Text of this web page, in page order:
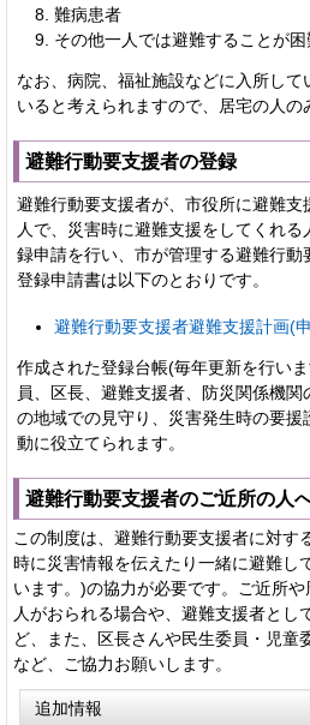
難病患者
その他一人では避難することが困
なお、病院、福祉施設などに入所し
いると考えられますので、居宅の人の
避難行動要支援者の登録
避難行動要支援者が、市役所に避難
人で、災害時に避難支援をしてくれ
録申請を行い、市が管理する避難行動
登録申請書は以下のとおりです。
避難行動要支援者避難支援計画(
作成された登録台帳(毎年更新を行い
員、区長、避難支援者、防災関係機
の地域での見守り、災害発生時の要
動に役立てられます。
避難行動要支援者のご近所の人
この制度は、避難行動要支援者に対す
時に災害情報を伝えたり一緒に避難し
います。)の協力が必要です。ご近所
人がおられる場合や、避難支援者とし
ど、また、区長さんや民生委員・児童
など、ご協力お願いします。
追加情報